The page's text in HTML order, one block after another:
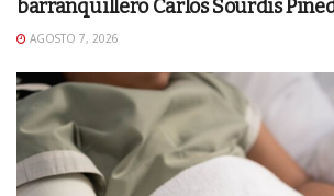
barranquillero Carlos Sourdis
AGOSTO 7, 2026